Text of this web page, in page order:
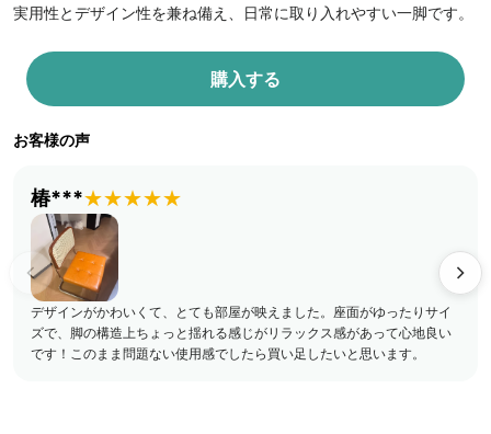
実用性とデザイン性を兼ね備え、日常に取り入れやすい一脚です。
お客様の声
椿***★★★★★
デザインがかわいくて、とても部屋が映えました。座面がゆったりサイ
ズで、脚の構造上ちょっと揺れる感じがリラックス感があって心地良い
です！このまま問題ない使用感でしたら買い足したいと思います。
購入する